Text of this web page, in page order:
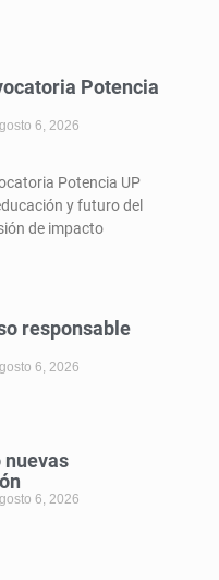
Potencia
6, 2026
Potencia UP
y futuro del
de impacto
responsable
6, 2026
6, 2026